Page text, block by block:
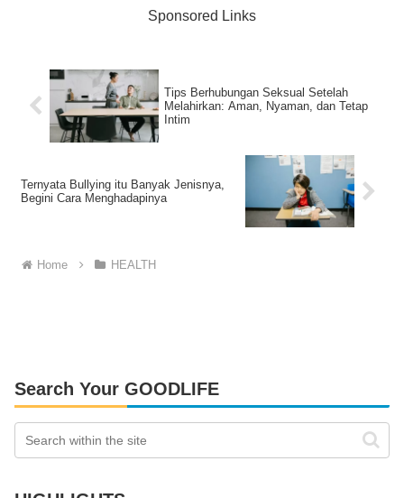
Sponsored Links
Tips Berhubungan Seksual Setelah
Melahirkan: Aman, Nyaman, dan Tetap
Intim
Ternyata Bullying itu Banyak Jenisnya,
Begini Cara Menghadapinya
Home HEALTH
Search Your GOODLIFE